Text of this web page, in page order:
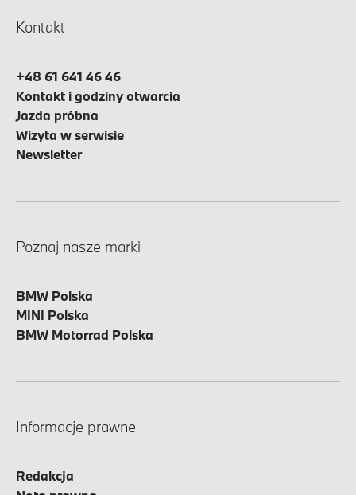
Kontakt
+48 61 641 46 46
Kontakt i godziny otwarcia
Jazda próbna
Wizyta w serwisie
Newsletter
Poznaj nasze marki
BMW Polska
MINI Polska
BMW Motorrad Polska
Informacje prawne
Redakcja